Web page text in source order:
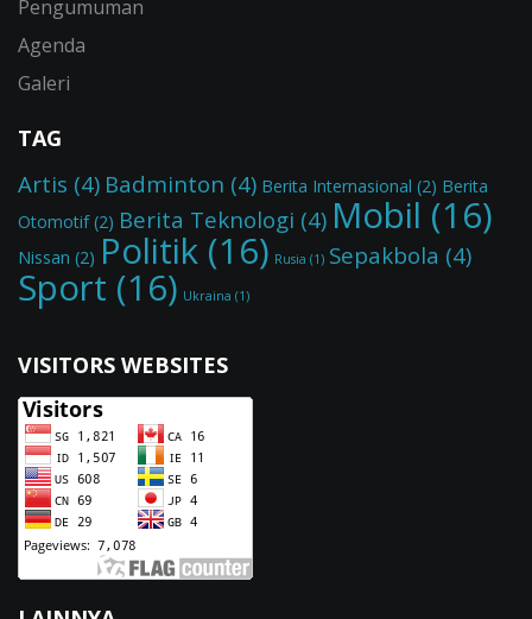
Pengumuman
Agenda
Galeri
TAG
Artis (4) Badminton (4) Berita Internasional (2) Berita
Otomotif(2) Berita Teknologi (4) Mobil (16)
Nissan (2) Politik (16) Rusia (1) Sepakbola (4)
Sport (16) Ukraina (1)
VISITORS WEBSITES